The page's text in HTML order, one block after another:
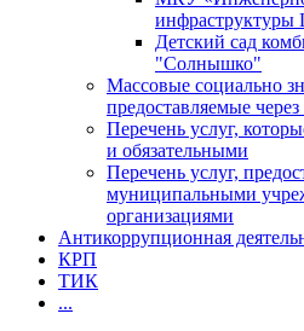
инфраструктуры
Детский сад
"Солнышко"
Массовые социально
предоставляемые через
Перечень услуг,
и обязательными
Перечень услуг,
муниципальными
организациями
Антикоррупционная
КРП
ТИК
...